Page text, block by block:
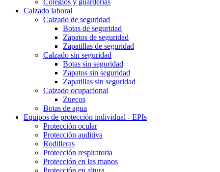
Colegios y guarderías
Calzado laboral
Calzado de seguridad
Botas de seguridad
Zapatos de seguridad
Zapatillas de seguridad
Calzado sin seguridad
Botas sin seguridad
Zapatos sin seguridad
Zapatillas sin seguridad
Calzado ocupacional
Zuecos
Botas de agua
Equipos de protección individual - EPIs
Protección ocular
Protección auditiva
Rodilleras
Protección respiratoria
Protección en las manos
Protección en altura